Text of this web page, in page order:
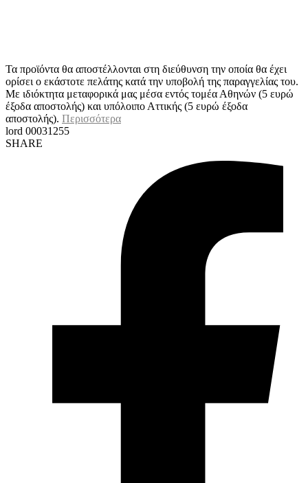
Τα προϊόντα θα αποστέλλονται στη διεύθυνση την οποία θα έχει
ορίσει ο εκάστοτε πελάτης κατά την υποβολή της παραγγελίας του.
Με ιδιόκτητα μεταφορικά μας μέσα εντός τομέα Αθηνών (5 ευρώ
έξοδα αποστολής) και υπόλοιπο Αττικής (5 ευρώ έξοδα
αποστολής). Περισσότερα
lord 00031255
SHARE